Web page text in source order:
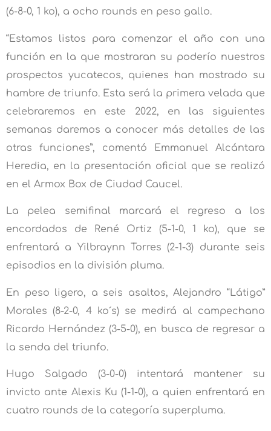
(6-8-0, 1 ko), a ocho rounds en peso gallo.
“Estamos listos para comenzar el año con una
función en la que mostraran su poderío nuestros
prospectos yucatecos, quienes han mostrado su
hambre de triunfo. Esta será la primera velada que
celebraremos en este 2022, en las siguientes
semanas daremos a conocer más detalles de las
otras funciones”, comentó Emmanuel Alcántara
Heredia, en la presentación oficial que se realizó
en el Armox Box de Ciudad Caucel.
La pelea semifinal marcará el regreso a los
encordados de René Ortiz (5-1-0, 1 ko), que se
enfrentará a Yilbraynn Torres (2-1-3) durante seis
episodios en la división pluma.
En peso ligero, a seis asaltos, Alejandro “Látigo”
Morales (8-2-0, 4 ko´s) se medirá al campechano
Ricardo Hernández (3-5-0), en busca de regresar a
la senda del triunfo.
Hugo Salgado (3-0-0) intentará mantener su
invicto ante Alexis Ku (1-1-0), a quien enfrentará en
cuatro rounds de la categoría superpluma.